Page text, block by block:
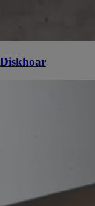
Diskhoar